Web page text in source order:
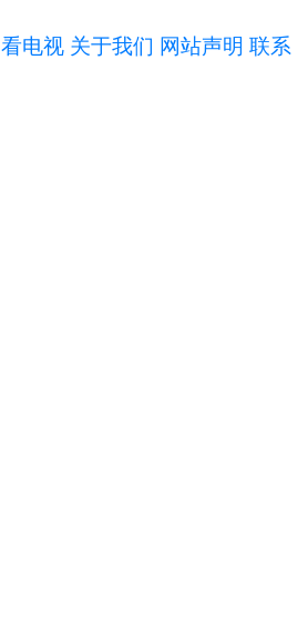
看电视 关于我们 网站声明 联系